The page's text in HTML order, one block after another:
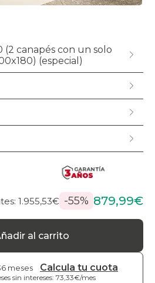
(2 canapés con un solo
(especial)
1.955,53€ -55% 879,99€
al carrito
meses Calcula tu cuota
sin intereses: 73,33€/mes